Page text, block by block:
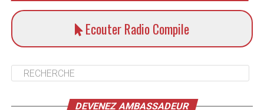
Ecouter Radio Compile
DEVENEZ AMBASSADEUR